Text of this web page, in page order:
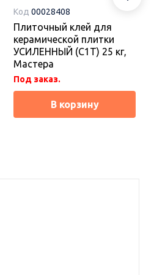
Код 00028408
Плиточный клей для
керамической плитки
УСИЛЕННЫЙ (С1Т) 25 кг,
Мастера
Под заказ.
В корзину